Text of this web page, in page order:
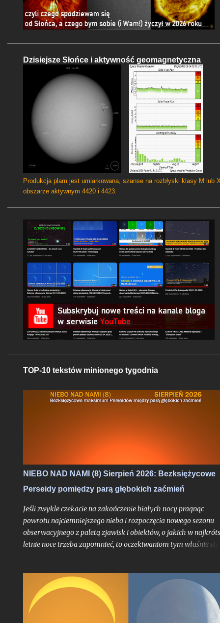
Dzisiejsze Słońce i aktywność geomagnetyczna
Produkcja plam jest umiarkowana, szanse na rozbłyski klasy M lub
obszarze aktywnym 4420 i 4423.
TOP-10 tekstów minionego tygodnia
NIEBO NAD NAMI (8) Sierpień 2026: Bezksiężycowe
Perseidy pomiędzy parą głębokich zaćmień
Jeśli zwykle czekacie na zakończenie białych nocy pragnąc
powrotu najciemniejszego nieba i rozpoczęcia nowego sezonu
obserwacyjnego z paletą zjawisk i obiektów, o jakich w
letnie noce trzeba zapomnieć, to oczekiwaniom tym właśnie
tym roku, trudno bowiem w najnowszej historii znaleźć
przypadek takiego sierpnia, który wiązałby się z
kumulacją wspaniałości na skalę jak w 2026 roku. O ile bowiem
najsłynniejszy rój meteorów nie jest dla tego miesiąca